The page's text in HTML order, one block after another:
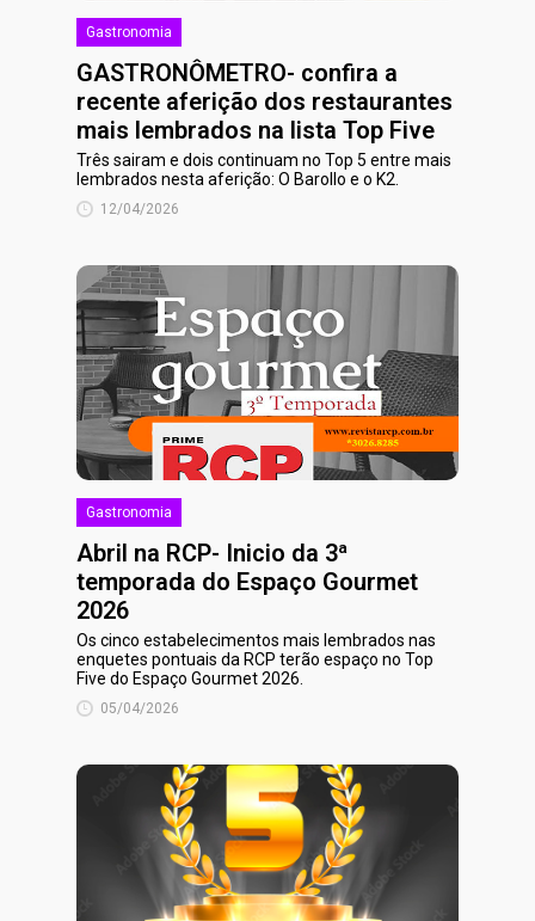
Gastronomia
GASTRONÔMETRO- confira a
recente aferição dos restaurantes
mais lembrados na lista Top Five
Três sairam e dois continuam no Top 5 entre mais
lembrados nesta aferição: O Barollo e o K2.
12/04/2026
Gastronomia
Abril na RCP- Inicio da 3ª
temporada do Espaço Gourmet
2026
Os cinco estabelecimentos mais lembrados nas
enquetes pontuais da RCP terão espaço no Top
Five do Espaço Gourmet 2026.
05/04/2026